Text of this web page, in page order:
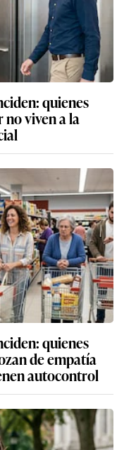
quienes
no viven a la
quienes
de empatía
autocontrol